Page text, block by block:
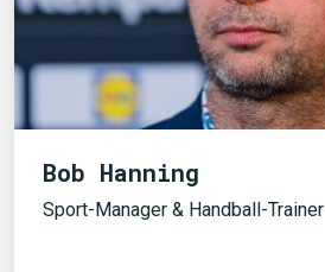
Bob Hanning
Sport-Manager & Handball-Trainer